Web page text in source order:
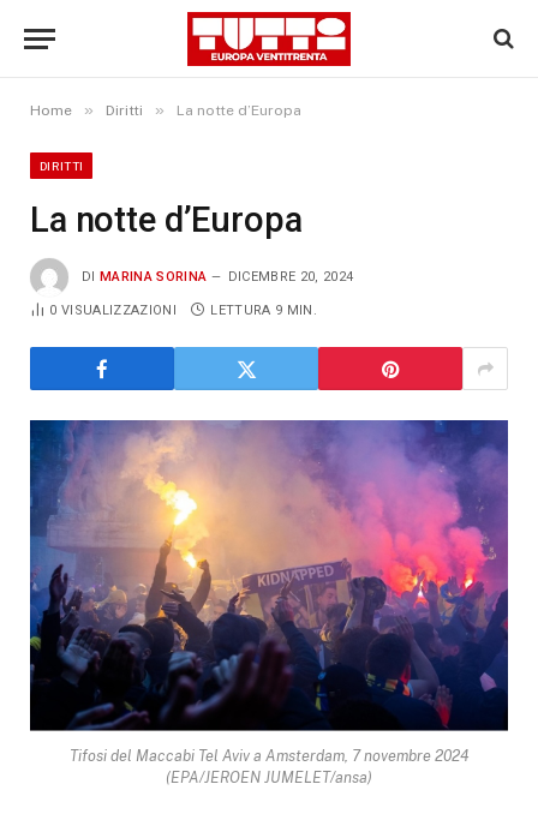
Home » Diritti » La notte d’Europa
DIRITTI
La notte d’Europa
DI MARINA SORINA DICEMBRE 20, 2024
0VISUALIZZAZIONI LETTURA 9 MIN.
Tifosi del Maccabi Tel Aviv a Amsterdam, 7 novembre 2024
(EPA/JEROEN JUMELET/ansa)